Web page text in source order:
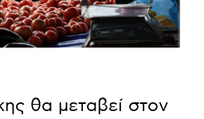
θα μεταβεί στον